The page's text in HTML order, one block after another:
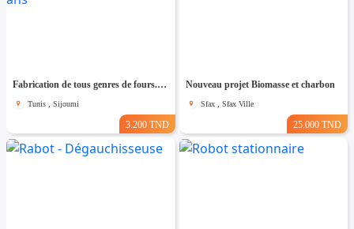
Fabrication de tous genres de fours.Garantie 5 ans
Tunis , Sijoumi
3.200 TND
Nouveau projet Biomasse et charbon
Sfax , Sfax Ville
25.000 TND